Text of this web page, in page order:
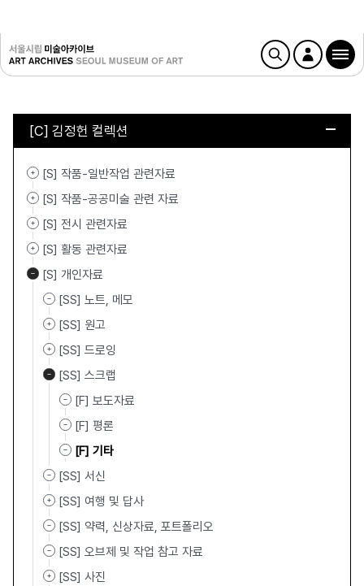
[C] 김정헌 컬렉션
[S] 작품-일반작업 관련자료
[S] 작품-공공미술 관련 자료
[S] 전시 관련자료
[S] 활동 관련자료
[S] 개인자료
[SS] 노트, 메모
[SS] 원고
[SS] 드로잉
[SS] 스크랩
[F] 보도자료
[F] 평론
[F] 기타
[SS] 서신
[SS] 여행 및 답사
[SS] 약력, 신상자료, 포트폴리오
[SS] 오브제 및 작업 참고 자료
[SS] 사진